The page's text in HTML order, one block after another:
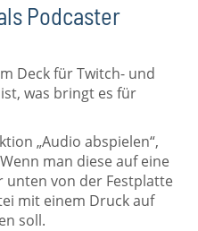
Podcaster
Deck für Twitch- und
was bringt es für
„Audio abspielen“,
man diese auf eine
unten von der Festplatte
mit einem Druck auf
soll.